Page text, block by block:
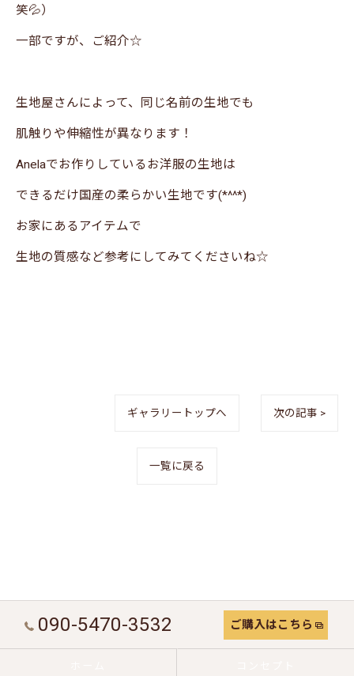
笑💦）
一部ですが、ご紹介☆
生地屋さんによって、同じ名前の生地でも
肌触りや伸縮性が異なります！
Anelaでお作りしているお洋服の生地は
できるだけ国産の柔らかい生地です(*^^*)
お家にあるアイテムで
生地の質感など参考にしてみてくださいね☆
ギャラリートップへ 次の記事 >
一覧に戻る
090-5470-3532 ご購入はこちら